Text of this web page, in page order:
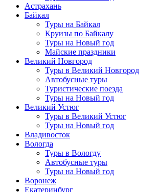
Астрахань
Байкал
Туры на Байкал
Круизы по Байкалу
Туры на Новый год
Майские праздники
Великий Новгород
Туры в Великий Новгород
Автобусные туры
Туристические поезда
Туры на Новый год
Великий Устюг
Туры в Великий Устюг
Туры на Новый год
Владивосток
Вологда
Туры в Вологду
Автобусные туры
Туры на Новый год
Воронеж
Екатеринбург